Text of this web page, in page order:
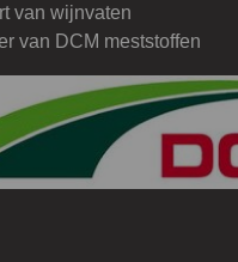
van wijnvaten
van DCM meststoffen